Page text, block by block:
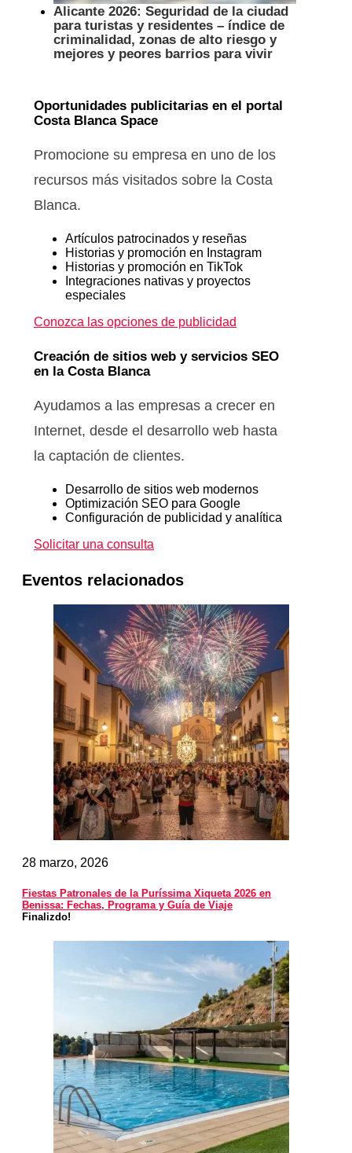
Alicante 2026: Seguridad de la ciudad
para turistas y residentes – índice de
criminalidad, zonas de alto riesgo y
mejores y peores barrios para vivir
Oportunidades publicitarias en el portal
Costa Blanca Space
Promocione su empresa en uno de los
recursos más visitados sobre la Costa
Blanca.
Artículos patrocinados y reseñas
Historias y promoción en Instagram
Historias y promoción en TikTok
Integraciones nativas y proyectos
especiales
Conozca las opciones de publicidad
Creación de sitios web y servicios SEO
en la Costa Blanca
Ayudamos a las empresas a crecer en
Internet, desde el desarrollo web hasta
la captación de clientes.
Desarrollo de sitios web modernos
Optimización SEO para Google
Configuración de publicidad y analítica
Solicitar una consulta
Eventos relacionados
28 marzo, 2026
Fiestas Patronales de la Puríssima Xiqueta 2026 en
Benissa: Fechas, Programa y Guía de Viaje
Finalizdo!